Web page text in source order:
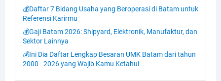
💰Daftar 7 Bidang Usaha yang Beroperasi di Batam untuk
Referensi Karirmu
💰Gaji Batam 2026: Shipyard, Elektronik, Manufaktur, dan
Sektor Lainnya
💰Ini Dia Daftar Lengkap Besaran UMK Batam dari tahun
2000 - 2026 yang Wajib Kamu Ketahui